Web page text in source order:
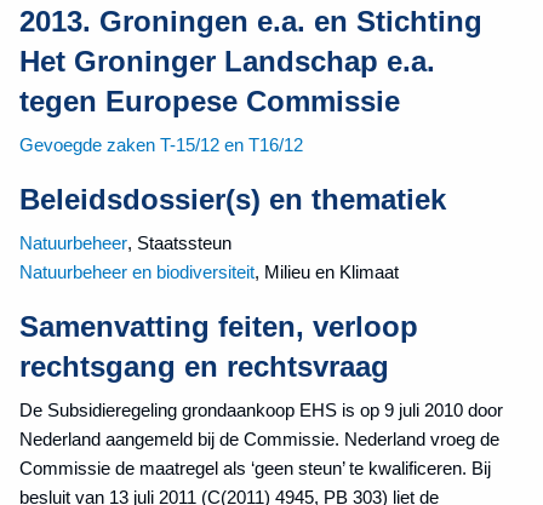
2013. Groningen e.a. en Stichting
Het Groninger Landschap e.a.
tegen Europese Commissie
Gevoegde zaken T-15/12 en T16/12
Beleidsdossier(s) en thematiek
Natuurbeheer, Staatssteun
Natuurbeheer en biodiversiteit, Milieu en Klimaat
Samenvatting feiten, verloop
rechtsgang en rechtsvraag
De Subsidieregeling grondaankoop EHS is op 9 juli 2010 door
Nederland aangemeld bij de Commissie. Nederland vroeg de
Commissie de maatregel als ‘geen steun’ te kwalificeren. Bij
besluit van 13 juli 2011 (C(2011) 4945, PB 303) liet de